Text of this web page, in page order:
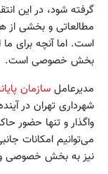
گرفته شود، در این
است. اما آنچه برای
بخش خصوصی است.
مدیرعامل سازمان
شهرداری تهران در
واگذار و تنها حضور
می‌توانیم امکانات
نیز به بخش خصوصی